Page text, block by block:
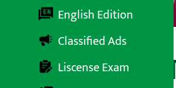
English Edition
Classified Ads
Liscense Exam
एनआईसी